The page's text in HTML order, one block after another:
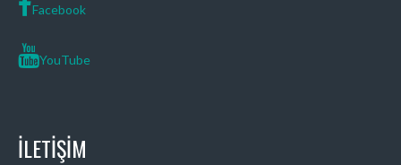
Facebook
YouTube
İLETIŞIM